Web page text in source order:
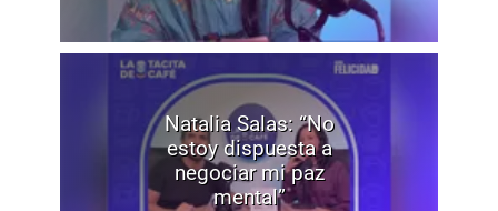
Natalia Salas: “No
estoy dispuesta a
negociar mi paz
mental”